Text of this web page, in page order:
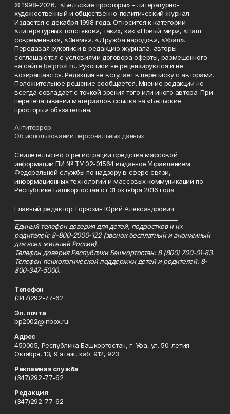
© 1998-2026, «Бельские просторы» - литературно-
художественный и общественно-политический журнал.
Издается с декабря 1998 года. Относится к категории
«литературных толстяков», таких, как «Новый мир», «Наш
современник», «Знамя», «Дружба народов», «Урал».
Передавая рукописи в редакцию журнала, авторы
соглашаются с условиями договора оферты, размещенного
на сайтеbelprost.ru. Рукописи не рецензируются и не
возвращаются. Редакция не вступает в переписку с авторами.
Положительное решение сообщается. Мнение редакции не
всегда совпадает с точкой зрения того или иного автора. При
перепечатывании материалов ссылка на «Бельские
просторы» обязательна.
Антитеррор
Об использовании персональных данных
Свидетельство о регистрации средства массовой
информации ПИ № ТУ 02-01564 выданное Управлением
Федеральной службы по надзору в сфере связи,
информационных технологий и массовых коммуникаций по
Республике Башкортостан от 31 октября 2016 года.
Главный редактор: Горюхин Юрий Александрович
Единый телефон доверия для детей, подростков и их
родителей: 8-800-2000-122 (звонок бесплатный и анонимный
для всех жителей России).
Телефон доверия Республики Башкортостан: 8 (800) 700-01-83.
Телефон психологической поддержки детей и родителей: 8-
800-347-5000.
Телефон
(347)292-77-62
Эл. почта
bp2002@inbox.ru
Адрес
450005, Республика Башкортостан, г. Уфа, ул. 50-летия
Октября, 13, 9 этаж, каб. 912, 923
Рекламная служба
(347)292-77-62
Редакция
(347)292-77-62